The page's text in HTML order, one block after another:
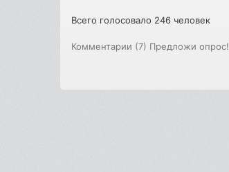
Всего голосовало 246 человек
Комментарии (7) Предложи опрос!